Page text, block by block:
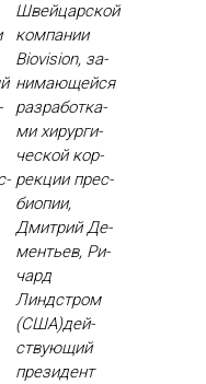
Швей­цар­ской
ком­па­нии
Biovision, за­
нима­ющей­ся
раз­ра­бот­ка­
ми хи­рур­ги­
чес­кой кор­
рекции прес­
би­опии,
Дмит­рий Де­
менть­ев, Ри­
чард
Линдстром
(США)дей­
ству­ющий
пре­зидент